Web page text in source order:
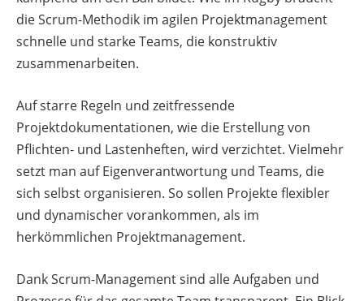
die Scrum-Methodik im agilen Projektmanagement
schnelle und starke Teams, die konstruktiv
zusammenarbeiten.
Auf starre Regeln und zeitfressende
Projektdokumentationen, wie die Erstellung von
Pflichten- und Lastenheften, wird verzichtet. Vielmehr
setzt man auf Eigenverantwortung und Teams, die
sich selbst organisieren. So sollen Projekte flexibler
und dynamischer vorankommen, als im
herkömmlichen Projektmanagement.
Dank Scrum-Management sind alle Aufgaben und